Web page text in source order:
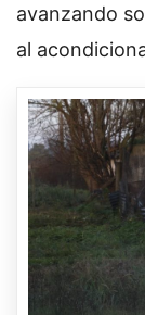
avanzando
al